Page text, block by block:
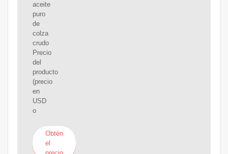
aceite
puro
de
colza
crudo
Precio
del
producto
(precio
en
USD
o
Obtén
el